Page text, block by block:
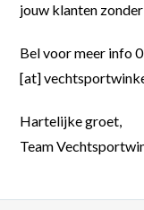
jouw klanten
Bel voor meer info
[at]
Hartelijke groet,
Team